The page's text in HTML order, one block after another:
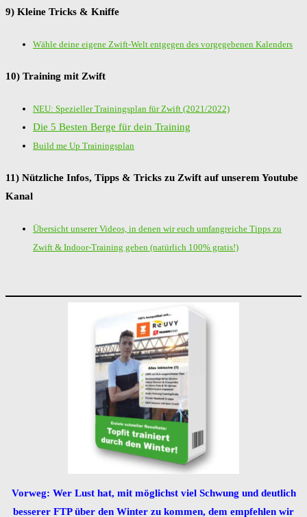
9) Kleine Tricks & Kniffe
Wähle deine eigene Zwift-Welt entgegen des vorgegebenen Kalenders
10) Training mit Zwift
NEU: Spezieller Trainingsplan für Zwift (2021/2022)
Die 5 Besten Berge für dein Training
Build me Up Trainingsplan
11) Nützliche Infos, Tipps & Tricks zu Zwift auf unserem Youtube
Kanal
Übersicht unserer Videos, in denen wir euch umfangreiche Tipps zu
Zwift & Indoor-Training geben (natürlich 100% gratis!)
Vorweg: Wer Lust hat, mit möglichst viel Schwung und deutlich
besserer FTP über den Winter zu kommen, dem empfehlen wir